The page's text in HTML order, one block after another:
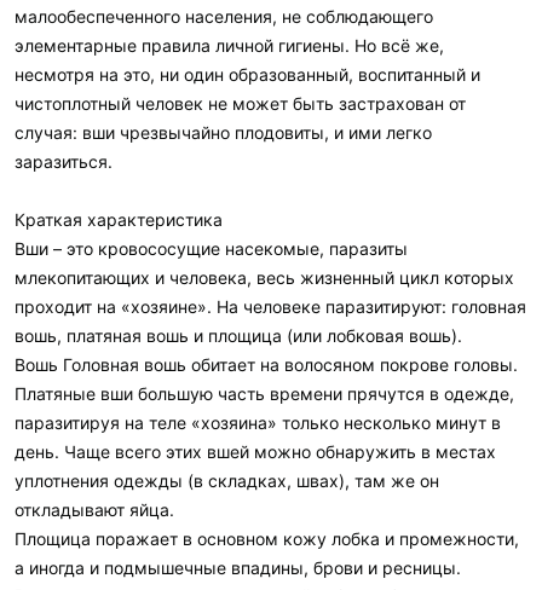
малообеспеченного населения, не соблюдающего
элементарные правила личной гигиены. Но всё же,
несмотря на это, ни один образованный, воспитанный и
чистоплотный человек не может быть застрахован от
случая: вши чрезвычайно плодовиты, и ими легко
заразиться.
Краткая характеристика
Вши – это кровососущие насекомые, паразиты
млекопитающих и человека, весь жизненный цикл которых
проходит на «хозяине». На человеке паразитируют: головная
вошь, платяная вошь и площица (или лобковая вошь).
Вошь Головная вошь обитает на волосяном покрове головы.
Платяные вши большую часть времени прячутся в одежде,
паразитируя на теле «хозяина» только несколько минут в
день. Чаще всего этих вшей можно обнаружить в местах
уплотнения одежды (в складках, швах), там же он
откладывают яйца.
Площица поражает в основном кожу лобка и промежности,
а иногда и подмышечные впадины, брови и ресницы.